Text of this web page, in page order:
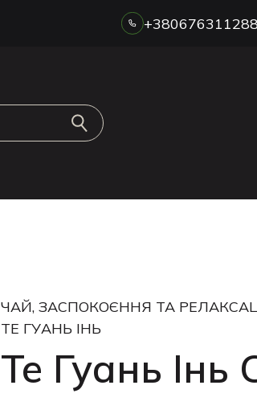
+380676311288
ЧАЙ, ЗАСПОКОЄННЯ ТА
ТЕ ГУАНЬ ІНЬ
Те Гуань Інь